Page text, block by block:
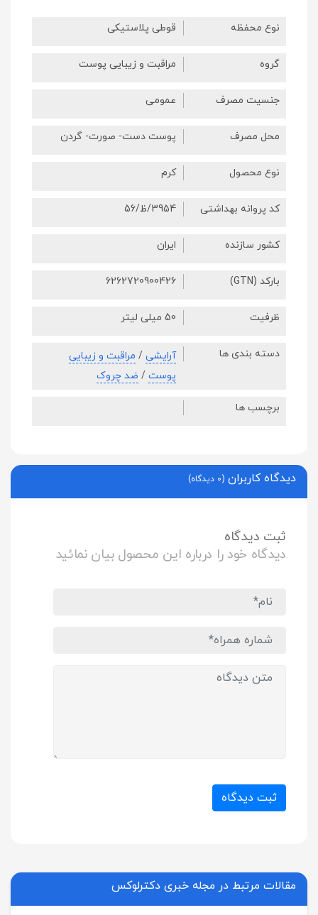
نوع محفظه قوطی پلاستیکی
گروه مراقبت و زیبایی پوست
جنسیت مصرف عمومی
محل مصرف پوست دست- صورت- گردن
نوع محصول کرم
کد پروانه بهداشتی 3954/ظ/56
کشور سازنده ایران
بارکد (GTN) 6262720900426
ظرفیت 50 میلی لیتر
دسته بندی ها آرایشی / مراقبت و زیبایی
پوست / ضد چروک
برچسب ها
دیدگاه کاربران (0 دیدگاه)
ثبت دیدگاه
دیدگاه خود را درباره این محصول بیان نمائید
ثبت دیدگاه
مقالات مرتبط در مجله خبری دکترلوکس